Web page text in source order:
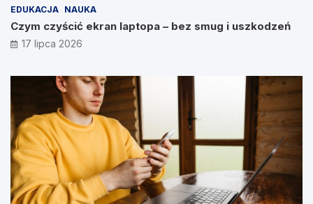
EDUKACJA NAUKA
Czym czyścić ekran laptopa – bez smug i uszkodzeń
17 lipca 2026